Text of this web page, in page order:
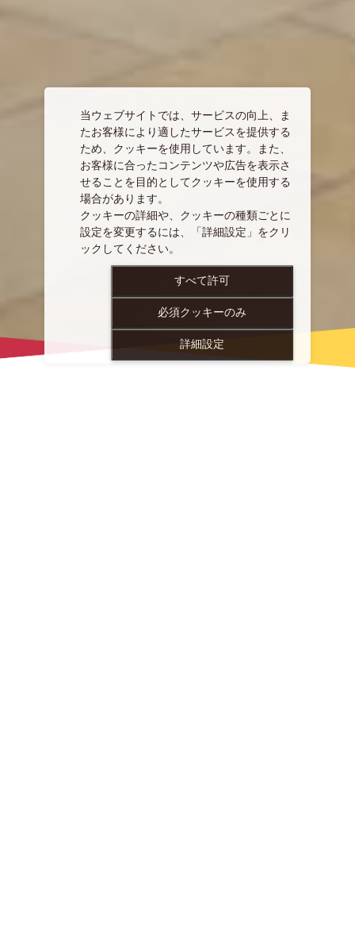
当ウェブサイトでは、サービスの向上、ま
たお客様により適したサービスを提供する
ため、クッキーを使用しています。また、
お客様に合ったコンテンツや広告を表示さ
せることを目的としてクッキーを使用する
場合があります。
クッキーの詳細や、クッキーの種類ごとに
設定を変更するには、「詳細設定」をクリ
ックしてください。
すべて許可
必須クッキーのみ
詳細設定